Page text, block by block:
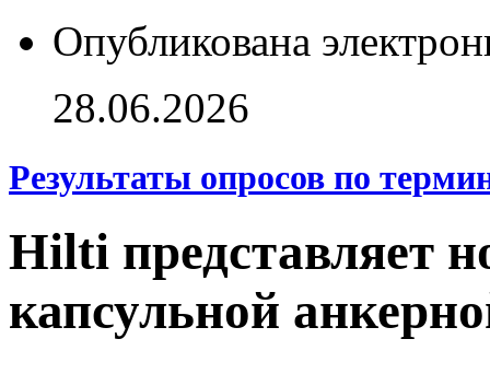
Опубликована
28.06.2026
Результаты опросов по
Hilti представляет
капсульной